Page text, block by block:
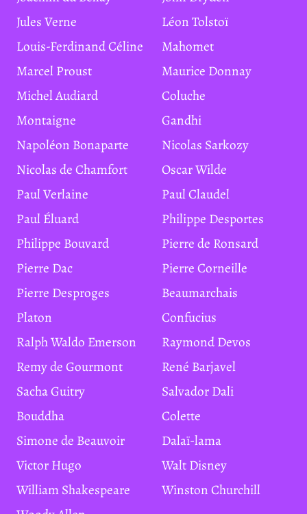
Jules Verne
Léon Tolstoï
Louis-Ferdinand Céline
Mahomet
Marcel Proust
Maurice Donnay
Michel Audiard
Coluche
Montaigne
Gandhi
Napoléon Bonaparte
Nicolas Sarkozy
Nicolas de Chamfort
Oscar Wilde
Paul Verlaine
Paul Claudel
Paul Éluard
Philippe Desportes
Philippe Bouvard
Pierre de Ronsard
Pierre Dac
Pierre Corneille
Pierre Desproges
Beaumarchais
Platon
Confucius
Ralph Waldo Emerson
Raymond Devos
Remy de Gourmont
René Barjavel
Sacha Guitry
Salvador Dali
Bouddha
Colette
Simone de Beauvoir
Dalaï-lama
Victor Hugo
Walt Disney
William Shakespeare
Winston Churchill